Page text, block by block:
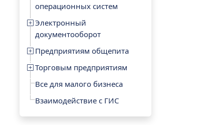
операционных систем
Электронный
документооборот
Предприятиям общепита
Торговым предприятиям
Все для малого бизнеса
Взаимодействие с ГИС